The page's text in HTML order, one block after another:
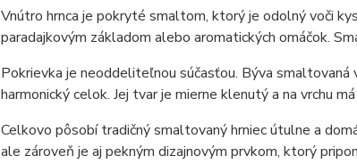
Vnútro hrnca je pokryté smaltom, ktorý je odolný voči
paradajkovým základom alebo aromatických omáčok.
Pokrievka je neoddeliteľnou súčasťou. Býva smaltovaná
harmonický celok. Jej tvar je mierne klenutý a na vrchu
Celkovo pôsobí tradičný smaltovaný hrniec útulne a
ale zároveň je aj pekným dizajnovým prvkom, ktorý